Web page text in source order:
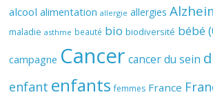
alcool alimentation allergie allergies
maladie asthme beauté bio biodiversité bébé
campagne Cancer cancer du sein
enfant enfants femmes France